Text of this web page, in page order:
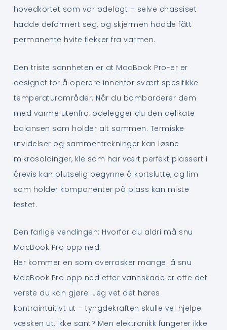
hovedkortet som var ødelagt – selve chassiset
hadde deformert seg, og skjermen hadde fått
permanente hvite flekker fra varmen.
Den triste sannheten er at MacBook Pro-er er
designet for å operere innenfor svært spesifikke
temperaturområder. Når du bombarderer dem
med varme utenfra, ødelegger du den delikate
balansen som holder alt sammen. Termiske
utvidelser og sammentrekninger kan løsne
mikrosoldinger, kle som har vært perfekt plassert i
årevis kan plutselig begynne å kortslutte, og lim
som holder komponenter på plass kan miste
festet.
Den farlige vendingen: Hvorfor du aldri må snu
MacBook Pro opp ned
Her kommer en som overrasker mange: å snu
MacBook Pro opp ned etter vannskade er ofte det
verste du kan gjøre. Jeg vet det høres
kontraintuitivt ut – tyngdekraften skulle vel hjelpe
væsken ut, ikke sant? Men elektronikk fungerer ikke